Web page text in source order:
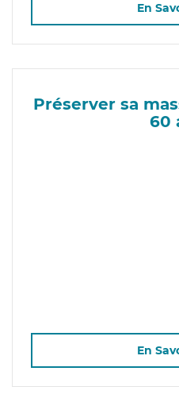
En
Préserver sa
60
En